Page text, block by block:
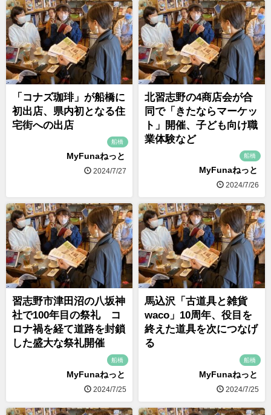
「コナズ珈琲」が船橋に
初出店、県内初となる住
宅街への出店
船橋
MyFunaねっと
2024/7/27
北習志野の4商店会が合
同で「きたならマーケッ
ト」開催、子ども向け職
業体験など
船橋
MyFunaねっと
2024/7/26
習志野市津田沼の八坂神
社で100年目の祭礼 コ
ロナ禍を経て道路を封鎖
した盛大な祭礼開催
船橋
MyFunaねっと
2024/7/25
馬込沢「古道具と雑貨
waco」10周年、役目を
終えた道具を次につなげ
る
船橋
MyFunaねっと
2024/7/25